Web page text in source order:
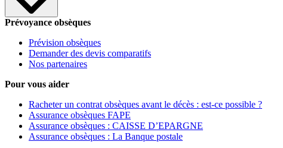
Prévoyance obsèques
Prévision obsèques
Demander des devis comparatifs
Nos partenaires
Pour vous aider
Racheter un contrat obsèques avant le décès : est-ce possible ?
Assurance obsèques FAPE
Assurance obsèques : CAISSE D’EPARGNE
Assurance obsèques : La Banque postale